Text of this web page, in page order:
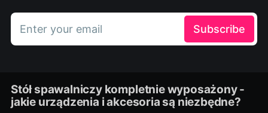
Enter your email Subscribe
Stół spawalniczy kompletnie wyposażony -
jakie urządzenia i akcesoria są niezbędne?